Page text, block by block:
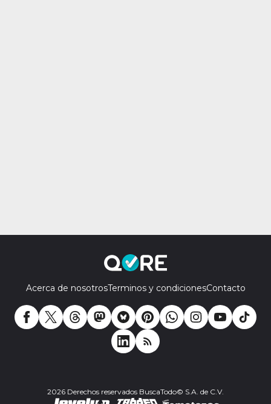
Acerca de nosotrosTerminos y condicionesContacto
2026 Derechos reservados BuscaTodo© S.A. de C.V.